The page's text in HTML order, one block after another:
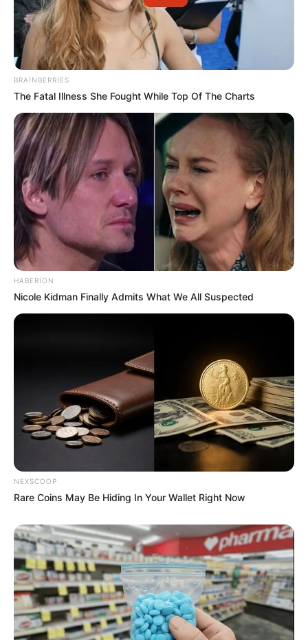
16:15 / 06 Avqust 2026
Prezidentin Fərmanı ilə gömrükdə
YENİ
MƏRHƏLƏ: Sadələşdirilmiş qaydalar
biznesə və qiymətlərə necə təsir
edəcək?
117 0 0
Prezidentin təltif etdiyi Bəxtiyar
Aslanbəyli kimdir? - DOSYE
92 0 0
15:55 / 06 Avqust 2026 CƏMİYYƏT
Bərdədə açıq sahədə yanğın- VİDEO
BRAINBERRIES
The Fatal Illness She Fought While Top Of The Charts
HABERION
Nicole Kidman Finally Admits What We All Suspected
NEXSCOOP
Rare Coins May Be Hiding In Your Wallet Right Now